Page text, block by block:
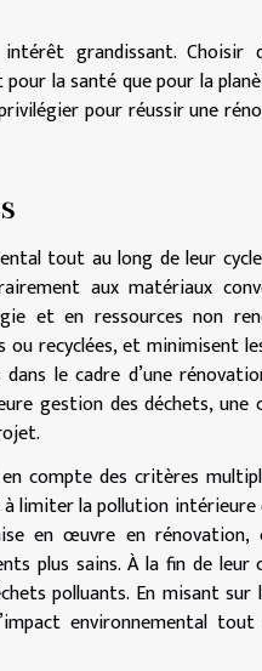
grandissant. Choisir
la santé que pour la
pour réussir une
tout au long de leur
aux matériaux
et en ressources non
recyclées, et minimisent
le cadre d’une
gestion des déchets, une
compte des critères
limiter la pollution
en œuvre en rénovation,
plus sains. À la fin de leur
polluants. En misant sur
environnemental